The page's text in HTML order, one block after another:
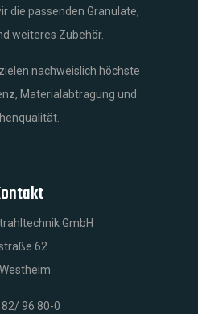
die passenden Granulate,
weiteres Zubehör.
nachweislich höchste
Materialabtragung und
GmbH
62
82/ 96 80-0